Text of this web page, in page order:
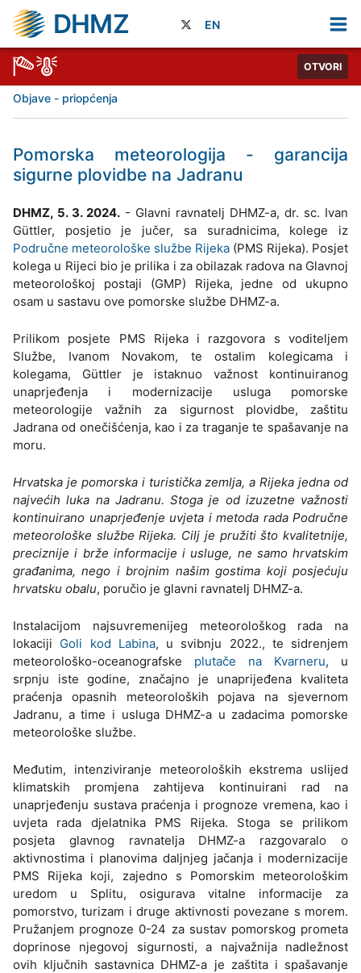
DHMZ EN
OTVORI
Objave - priopćenja
Pomorska meteorologija - garancija
sigurne plovidbe na Jadranu
DHMZ, 5. 3. 2024. - Glavni ravnatelj DHMZ-a, dr. sc. Ivan
Güttler, posjetio je jučer, sa suradnicima, kolege iz
Područne meteorološke službe Rijeka (PMS Rijeka). Posjet
kolega u Rijeci bio je prilika i za obilazak radova na Glavnoj
meteorološkoj postaji (GMP) Rijeka, jedne od ukupno
osam u sastavu ove pomorske službe DHMZ-a.
Prilikom posjete PMS Rijeka i razgovora s voditeljem
Službe, Ivanom Novakom, te ostalim kolegicama i
kolegama, Güttler je istaknuo važnost kontinuiranog
unaprjeđenja i modernizacije usluga pomorske
meteorologije važnih za sigurnost plovidbe, zaštitu
Jadrana od onečišćenja, kao i za traganje te spašavanje na
moru.
Hrvatska je pomorska i turistička zemlja, a Rijeka jedna od
najvećih luka na Jadranu. Stoga je od izuzetne važnosti
kontinuirano unaprjeđenje uvjeta i metoda rada Područne
meteorološke službe Rijeka. Cilj je pružiti što kvalitetnije,
preciznije i brže informacije i usluge, ne samo hrvatskim
građanima, nego i brojnim našim gostima koji posjećuju
hrvatsku obalu, poručio je glavni ravnatelj DHMZ-a.
Instalacijom najsuvremenijeg meteorološkog rada na
lokaciji Goli kod Labina, u svibnju 2022., te sidrenjem
meteorološko-oceanografske plutače na Kvarneru, u
srpnju iste godine, značajno je unaprijeđena kvaliteta
praćenja opasnih meteoroloških pojava na sjevernom
Jadranu, a time i usluga DHMZ-a u zadacima pomorske
meteorološke službe.
Međutim, intenziviranje meteoroloških ekstrema uslijed
klimatskih promjena zahtijeva kontinuirani rad na
unaprjeđenju sustava praćenja i prognoze vremena, kao i
uvjeta rada djelatnika PMS Rijeka. Stoga se prilikom
posjeta glavnog ravnatelja DHMZ-a razgovaralo o
aktivnostima i planovima daljnjeg jačanja i modernizacije
PMS Rijeka koji, zajedno s Pomorskim meteorološkim
uredom u Splitu, osigurava vitalne informacije za
pomorstvo, turizam i druge aktivnosti povezane s morem.
Pružanjem prognoze 0-24 za sustav pomorskog prometa
doprinose njegovoj sigurnosti, a najvažnija nadležnost
ovih ključnih sastavnica DHMZ-a je zaštita i spašavanje